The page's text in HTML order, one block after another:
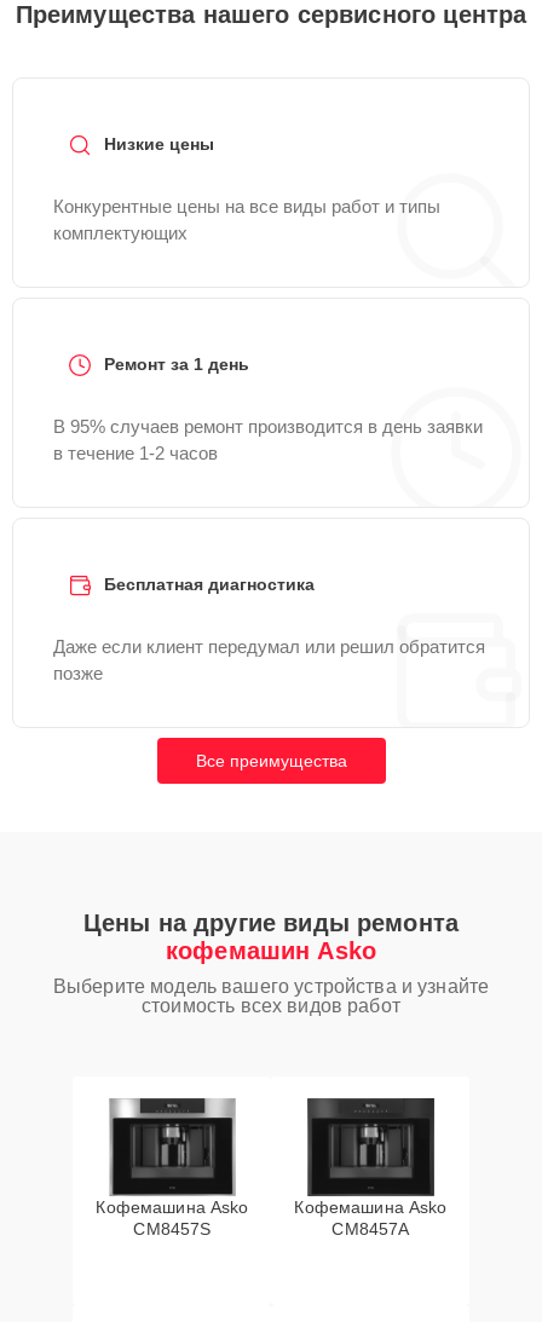
Преимущества нашего сервисного центра
Низкие цены
Конкурентные цены на все виды работ и типы
комплектующих
Ремонт за 1 день
В 95% случаев ремонт производится в день заявки
в течение 1-2 часов
Бесплатная диагностика
Даже если клиент передумал или решил обратится
позже
Все преимущества
Цены на другие виды ремонта
кофемашин Asko
Выберите модель вашего устройства и узнайте
стоимость всех видов работ
Кофемашина Asko
CM8457S
Кофемашина Asko
CM8457A